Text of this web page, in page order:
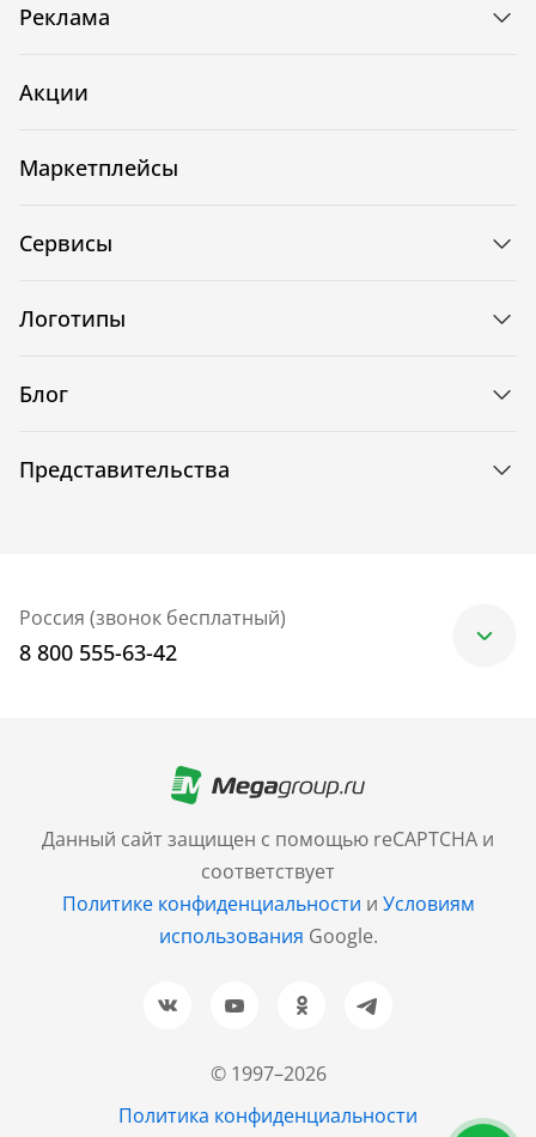
© 1997–2026
Политика конфиденциальности
Данный сайт защищен с помощью reCAPTCHA и
соответствует
Политике конфиденциальности и Условиям
использования Google.
Реклама
Акции
Маркетплейсы
Сервисы
Логотипы
Блог
Представительства
Россия (звонок бесплатный)
8 800 555-63-42
+7 (499) 705-30-10
Санкт-Петербург
+7 (812) 600-77-33
Барнаул
+7 (961) 999-93-93
Новосибирск